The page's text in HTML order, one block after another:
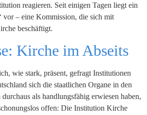
reagieren. Seit einigen Tagen liegt ein
vor – eine Kommission, die sich mit
beschäftigt.
Kirche im Abseits
wie stark, präsent, gefragt Institutionen
sich die staatlichen Organe in den
als handlungsfähig erwiesen haben,
offen: Die Institution Kirche